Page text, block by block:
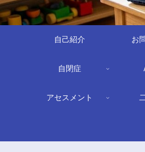
自己紹介 お
自閉症
アセスメント